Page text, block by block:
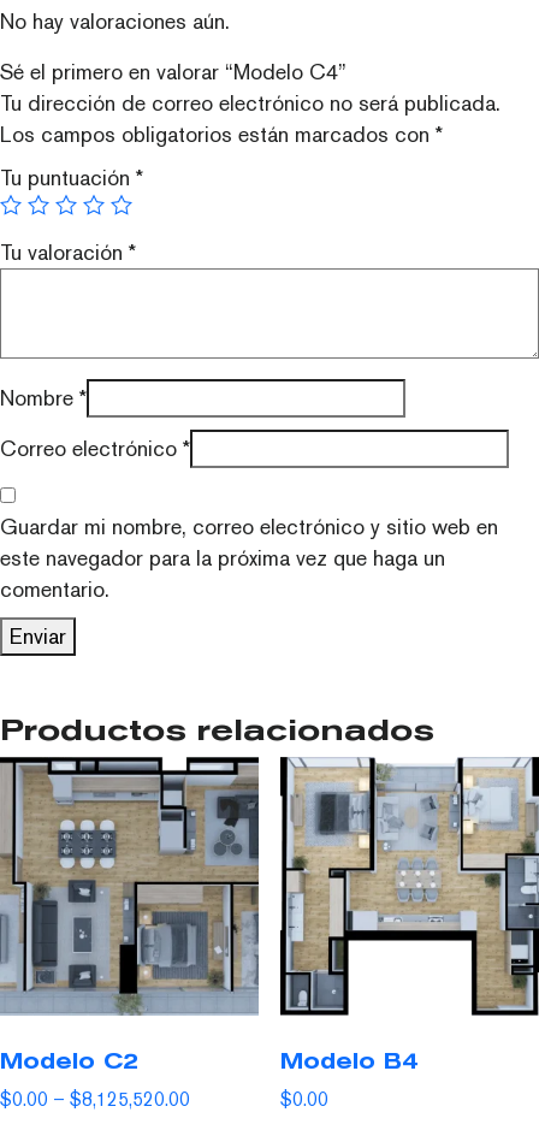
No hay valoraciones aún.
Sé el primero en valorar “Modelo C4”
Tu dirección de correo electrónico no será publicada.
Los campos obligatorios están marcados con *
Tu puntuación *
Tu valoración *
Nombre *
Correo electrónico *
Guardar mi nombre, correo electrónico y sitio web en
este navegador para la próxima vez que haga un
comentario.
Productos relacionados
Modelo C2
$0.00 – $8,125,520.00
Modelo B4
$0.00